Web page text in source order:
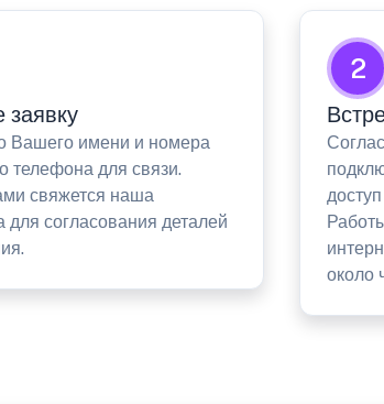
заявку
Вашего имени и номера
телефона для связи.
свяжется наша
для согласования деталей
2
около